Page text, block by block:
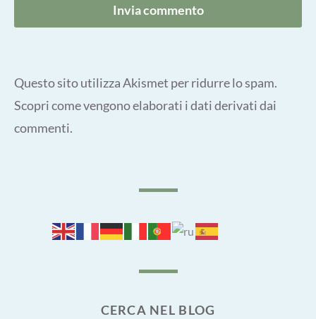
Questo sito utilizza Akismet per ridurre lo spam.
Scopri come vengono elaborati i dati derivati dai
commenti.
CERCA NEL BLOG